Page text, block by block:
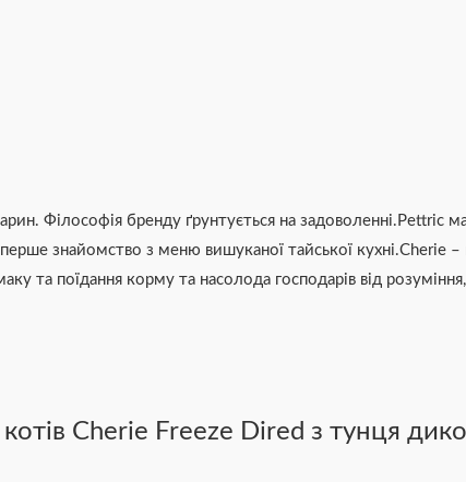
Філософія бренду ґрунтується на задоволенні.Pettric
знайомство з меню вишуканої тайської кухні.Cherie
та поїдання корму та насолода господарів від
Cherie Freeze Dired з тунця